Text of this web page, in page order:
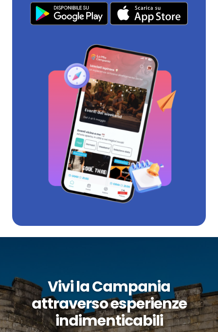
Vivi la Campania
attraverso esperienze
indimenticabili